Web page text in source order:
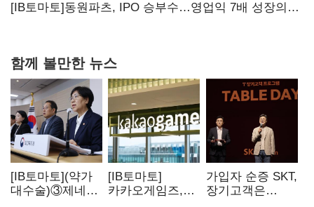
내팽개친 '사회적합의'
[IB토마토]동원파츠, IPO 승부수…영업익 7배 성장의
함께 볼만한 뉴스
[IB토마토](약가
대수술)③제네릭
[IB토마토]
카카오게임즈,
가입자 순증 SKT,
장기고객은